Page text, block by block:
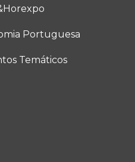
Portuguesa
Temáticos